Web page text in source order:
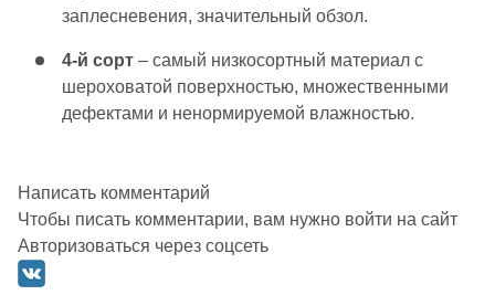
заплесневения, значительный обзол.
4-й сорт – самый низкосортный материал с
шероховатой поверхностью, множественными
дефектами и ненормируемой влажностью.
Написать комментарий
Чтобы писать комментарии, вам нужно войти на сайт
Авторизоваться через соцсеть